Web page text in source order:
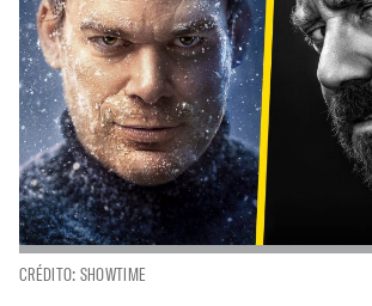
CRÉDITO: SHOWTIME